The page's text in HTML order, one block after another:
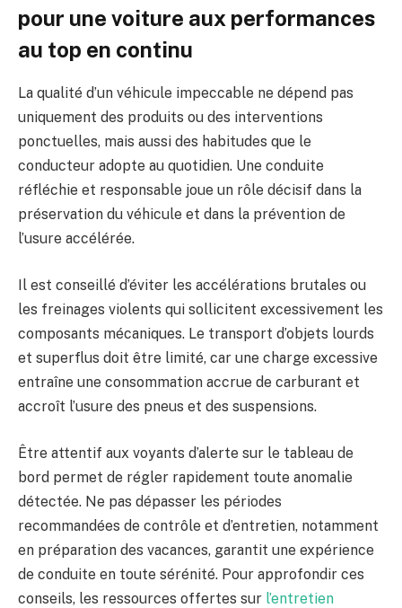
pour une voiture aux performances
au top en continu
La qualité d’un véhicule impeccable ne dépend pas
uniquement des produits ou des interventions
ponctuelles, mais aussi des habitudes que le
conducteur adopte au quotidien. Une conduite
réfléchie et responsable joue un rôle décisif dans la
préservation du véhicule et dans la prévention de
l’usure accélérée.
Il est conseillé d’éviter les accélérations brutales ou
les freinages violents qui sollicitent excessivement les
composants mécaniques. Le transport d’objets lourds
et superflus doit être limité, car une charge excessive
entraîne une consommation accrue de carburant et
accroît l’usure des pneus et des suspensions.
Être attentif aux voyants d’alerte sur le tableau de
bord permet de régler rapidement toute anomalie
détectée. Ne pas dépasser les périodes
recommandées de contrôle et d’entretien, notamment
en préparation des vacances, garantit une expérience
de conduite en toute sérénité. Pour approfondir ces
conseils, les ressources offertes sur l’entretien